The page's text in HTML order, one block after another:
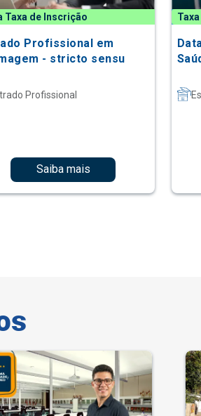
Taxa de Inscrição
Profissional em
- stricto sensu
Profissional
Saiba mais